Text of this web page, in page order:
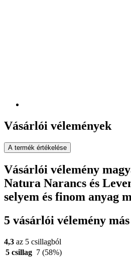
Vásárlói vélemények
A termék értékelése
Vásárlói vélemény
Natura Narancs és
selyem és finom anyag
5 vásárlói vélemény
4,3 az 5 csillagból
5 csillag 7 (58%)